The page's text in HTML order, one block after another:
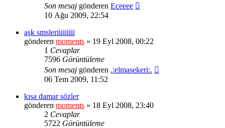
Son mesaj gönderen Eceeee
10 Ağu 2009, 22:54
aşk smsleriiiiiiiii
gönderen moments » 19 Eyl 2008, 00:22
1 Cevaplar
7596 Görüntüleme
Son mesaj gönderen .:elmasekeri:.
06 Tem 2009, 11:52
kısa damar sözler
gönderen moments » 18 Eyl 2008, 23:40
2 Cevaplar
5722 Görüntüleme